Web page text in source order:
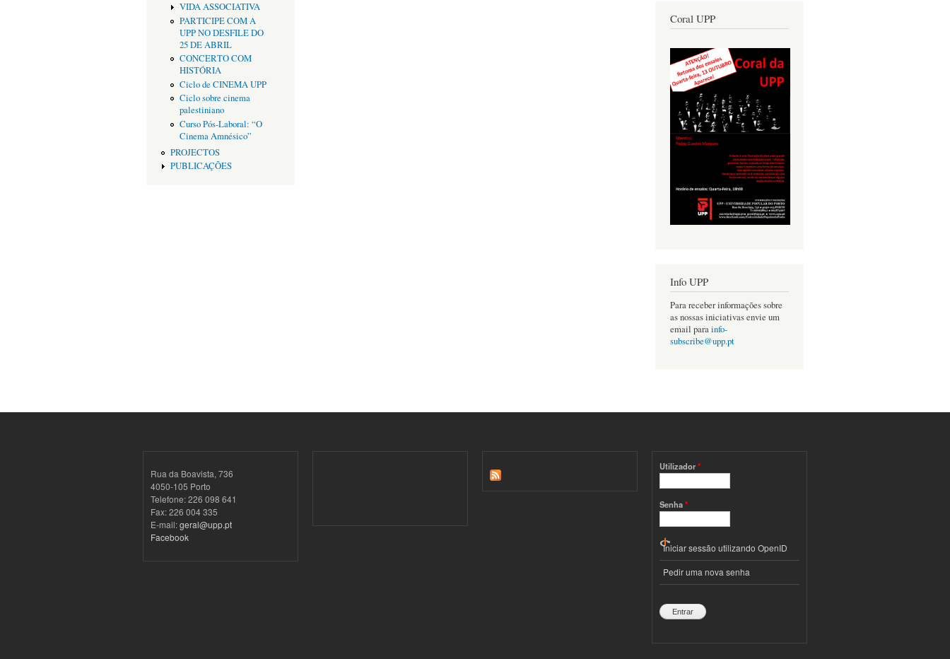
VIDA ASSOCIATIVA
PARTICIPE COM A
UPP NO DESFILE DO
25 DE ABRIL
CONCERTO COM
HISTÓRIA
Ciclo de CINEMA UPP
Ciclo sobre cinema
palestiniano
Curso Pós-Laboral: “O
Cinema Amnésico”
PROJECTOS
PUBLICAÇÕES
Coral UPP
Info UPP
Para receber informações sobre
as nossas iniciativas envie um
email parainfo-
subscribe@upp.pt
Rua da Boavista, 736
4050-105 Porto
Telefone: 226 098 641
Fax: 226 004 335
E-mail:geral@upp.pt
Facebook
Utilizador*
Senha*
Iniciar sessão utilizando OpenID
Pedir uma nova senha